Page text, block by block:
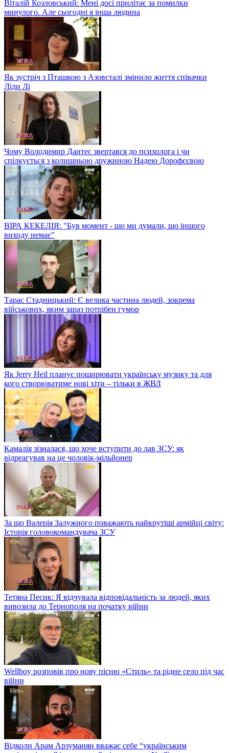
Віталій Козловський: Мені досі прилітає за помилки
минулого. Але сьогодні я інша людина
Як зустріч з Пташкою з Азовсталі змінило життя співачки
Ліди Лі
Чому Володимир Дантес звертався до психолога і чи
спілкується з колишньою дружиною Надею Дорофєєвою
ВІРА КЕКЕЛІЯ: "Був момент - що ми думали, що іншого
виходу немає"
Тарас Стадницький: Є велика частина людей, зокрема
військових, яким зараз потрібен гумор
Як Jerry Heil планує поширювати українську музику та для
кого створюватиме нові хіти – тільки в ЖВЛ
Камалія зізналася, що хоче вступити до лав ЗСУ: як
відреагував на це чоловік-мільйонер
За що Валерія Залужного поважають найкрутіші армійці світу:
Історія головокомандувача ЗСУ
Тетяна Песик: Я відчувала відповідальність за людей, яких
вивозила до Тернополя на початку війни
Wellboy розповів про нову пісню «Стиль» та рідне село під час
війни
Відколи Арам Арзуманян вважає себе “українським